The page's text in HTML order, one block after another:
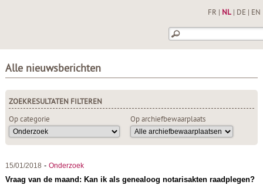
FR NL| DE EN
Alle nieuwsberichten
ZOEKRESULTATEN FILTEREN
Op categorie
Op archiefbewaarplaats
15/01/2018 - Onderzoek
Vraag van de maand: Kan ik als genealoog notarisakten raadplegen?